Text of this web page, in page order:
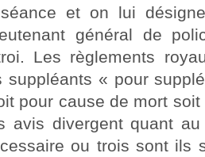
et on lui
général de
Les règlements
suppléants « pour
pour cause de mort
avis divergent quant
ou trois sont ils